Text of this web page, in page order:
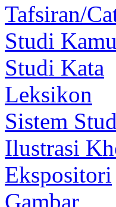
Tafsiran/
Studi
Studi Kata
Leksikon
Sistem
Ilustrasi
Ekspositori
Gambar